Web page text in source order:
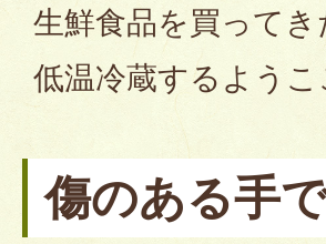
生鮮食品を買って
低温冷蔵するよう
傷のある手